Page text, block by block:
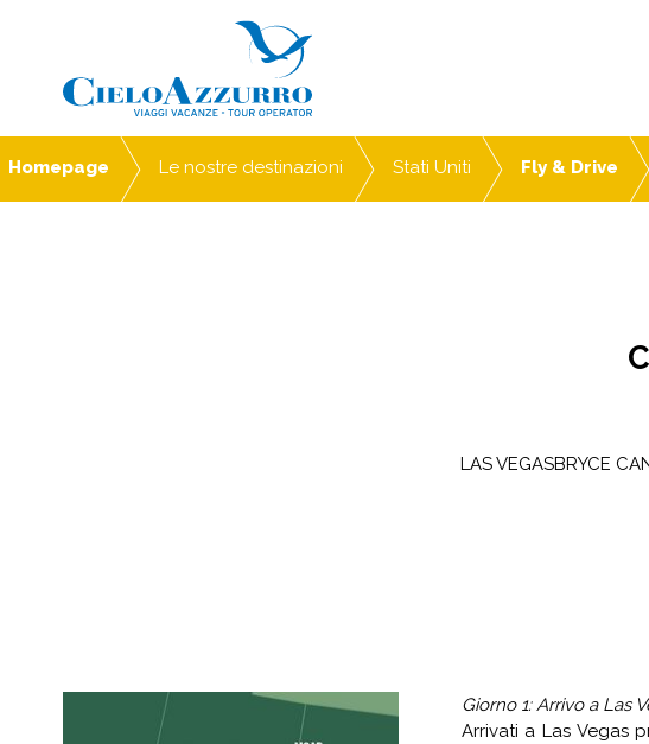
Homepage Le nostre destinazioni Stati Uniti Fly & Drive
LAS VEGASBRYCE
Giorno 1: Arrivo a Las
Arrivati a Las Vegas